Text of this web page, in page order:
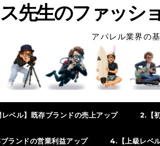
先生のファッシ
アパレル業界の
レベル】既存ブランドの売上アップ 2.【
ランドの営業利益アップ 4.【上級レベ